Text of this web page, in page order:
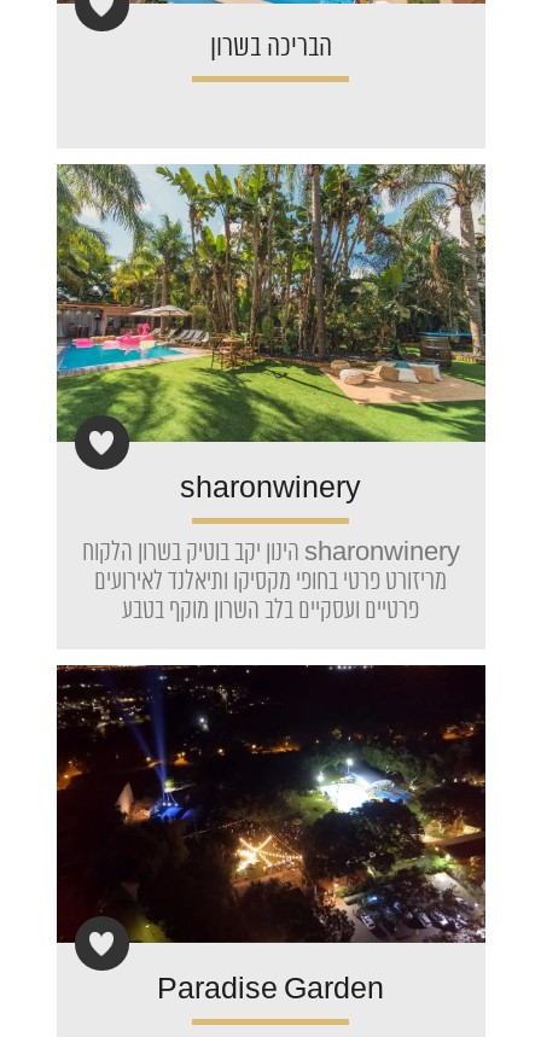
הבריכה בשרון
sharonwinery
sharonwinery הינון יקב בוטיק בשרון הלקוח
מריזורט פרטי בחופי מקסיקו ותיאלנד לאירועים
פרטיים ועסקיים בלב השרון מוקף בטבע
Paradise Garden